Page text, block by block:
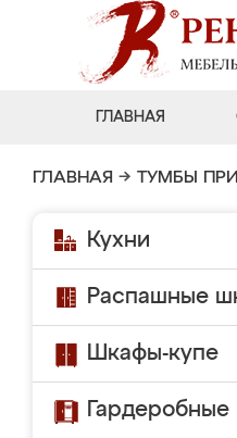
ГЛАВНАЯ
ГЛАВНАЯ → ТУМБЫ
Кухни
Распашные
Шкафы-купе
Гардеробные